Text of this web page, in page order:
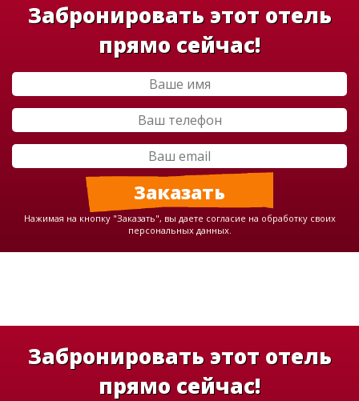
Забронировать этот отель
прямо сейчас!
Нажимая на кнопку "Заказать", вы даете согласие на обработку своих
персональных данных.
Забронировать этот отель
прямо сейчас!